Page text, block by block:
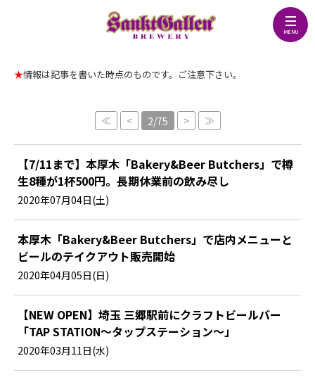
★情報は記事を書いた時点のものです。ご注意下さい。
≪ < 2/75 > ≫
【7/11まで】本厚木「Bakery&Beer Butchers」で樽
生8種が1杯500円。長期休業前の飲み尽し
2020年07月04日(土)
本厚木「Bakery&Beer Butchers」で店内メニューと
ビールのテイクアウト販売開始
2020年04月05日(日)
【NEW OPEN】埼玉 三郷駅前にクラフトビールバー
「TAP STATION～タップステーション～」
2020年03月11日(水)